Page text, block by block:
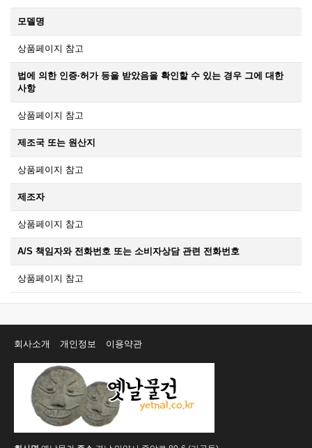
모델명
상품페이지 참고
법에 의한 인증·허가 등을 받았음을 확인할 수 있는 경우 그에 대한
사항
상품페이지 참고
제조국 또는 원산지
상품페이지 참고
제조자
상품페이지 참고
A/S 책임자와 전화번호 또는 소비자상담 관련 전화번호
상품페이지 참고
회사소개 개인정보 이용약관